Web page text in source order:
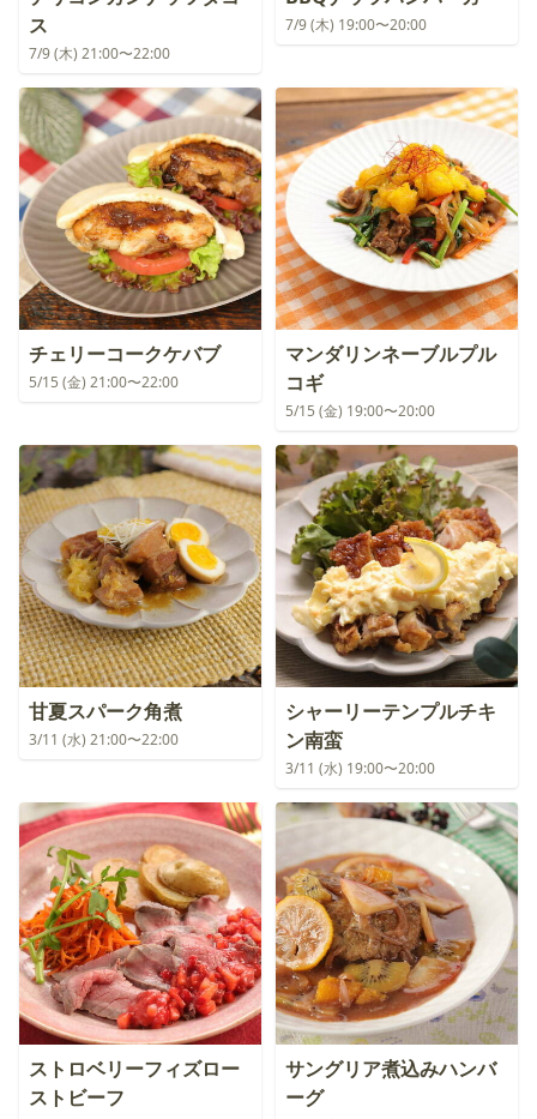
ス
7/9 (木) 21:00〜22:00
7/9 (木) 19:00〜20:00
チェリーコークケバブ
5/15 (金) 21:00〜22:00
マンダリンネーブルプル
コギ
5/15 (金) 19:00〜20:00
甘夏スパーク角煮
3/11 (水) 21:00〜22:00
シャーリーテンプルチキ
ン南蛮
3/11 (水) 19:00〜20:00
ストロベリーフィズロー
ストビーフ
サングリア煮込みハンバ
ーグ